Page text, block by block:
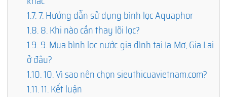
1.7.7. Hướng dẫn sử dụng bình lọc Aquaphor
1.8.8. Khi nào cần thay lõi lọc?
1.9. 9. Mua bình lọc nước gia đình tại Ia Mơ, Gia Lai
ở đâu?
1.10.10. Vì sao nên chọn sieuthicuavietnam.com?
1.11.11. Kết luận